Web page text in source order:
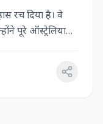
रच दिया है। वे
पूरे ऑस्ट्रेलिया